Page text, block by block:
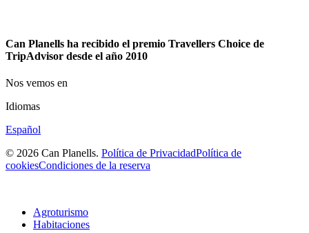
Can Planells ha recibido el premio Travellers Choice de
TripAdvisor desde el año 2010
Nos vemos en
Idiomas
Español
© 2026 Can Planells. Política de PrivacidadPolítica de
cookiesCondiciones de la reserva
Agroturismo
Habitaciones